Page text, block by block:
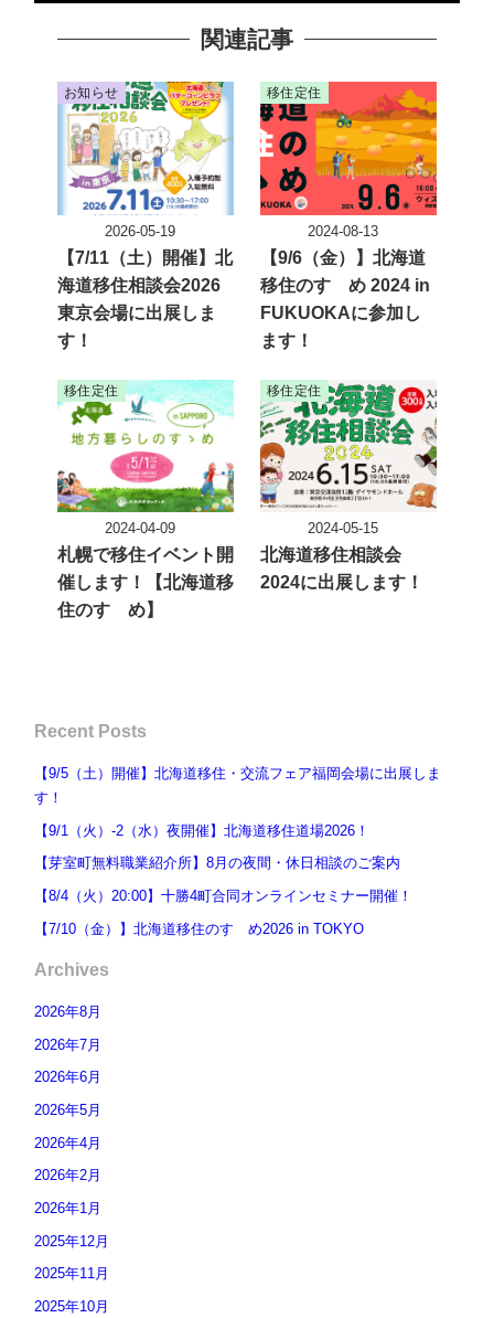
関連記事
お知らせ
【7/11（土）開催】北
海道移住相談会2026
東京会場に出展しま
す！
投稿日
2026-05-19
移住定住
【9/6（金）】北海道
移住のすゝめ 2024 in
FUKUOKAに参加し
ます！
投稿日
2024-08-13
移住定住
札幌で移住イベント開
催します！【北海道移
住のすゝめ】
投稿日
2024-04-09
移住定住
北海道移住相談会
2024に出展します！
投稿日
2024-05-15
Recent Posts
【9/5（土）開催】北海道移住・交流フェア福岡会場に出展しま
す！
【9/1（火）-2（水）夜開催】北海道移住道場2026！
【芽室町無料職業紹介所】8月の夜間・休日相談のご案内
【8/4（火）20:00】十勝4町合同オンラインセミナー開催！
【7/10（金）】北海道移住のすゝめ2026 in TOKYO
Archives
2026年8月
2026年7月
2026年6月
2026年5月
2026年4月
2026年2月
2026年1月
2025年12月
2025年11月
2025年10月